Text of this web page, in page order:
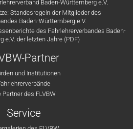
Baden-Württemberg e.V.
Standesregeln der Mitglieder des
Baden-Württemberg e.V.
des Fahrlehrerverbandes Baden-
e.V. der letzten Jahre (PDF)
Partner
und Institutionen
Partner des FLVBW
Service